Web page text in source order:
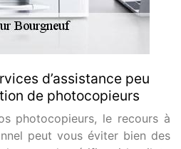
d’assistance peu
de photocopieurs
photocopieurs, le recours à
peut vous éviter bien des